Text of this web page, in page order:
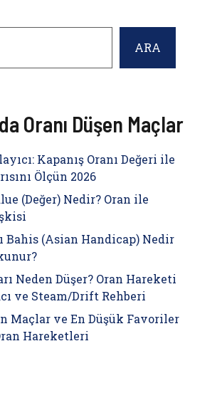
ARA
Oranı Düşen Maçlar
Kapanış Oranı Değeri ile
Ölçün 2026
(Değer) Nedir? Oran ile
Bahis (Asian Handicap) Nedir
Neden Düşer? Oran Hareketi
ve Steam/Drift Rehberi
Maçlar ve En Düşük Favoriler
Hareketleri